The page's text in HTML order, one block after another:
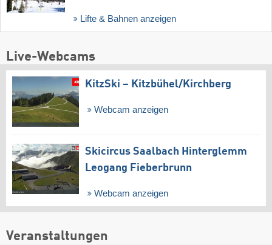
Lifte & Bahnen anzeigen
Live-Webcams
KitzSki – Kitzbühel/​Kirchberg
Webcam anzeigen
Skicircus Saalbach Hinterglemm
Leogang Fieberbrunn
Webcam anzeigen
Veranstaltungen